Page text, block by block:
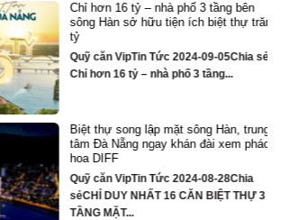
Chỉ hơn 16 tỷ – nhà phố 3 tầng bên
sông Hàn sở hữu tiện ích biệt thự trăm
tỷ
Quỹ căn VipTin Tức 2024-09-05Chia sẻ
Chỉ hơn 16 tỷ – nhà phố 3 tầng...
Biệt thự song lập mặt sông Hàn, trung
tâm Đà Nẵng ngay khán đài xem pháo
hoa DIFF
Quỹ căn VipTin Tức 2024-08-28Chia
sẻCHỈ DUY NHẤT 16 CĂN BIỆT THỰ 3
TẦNG MẶT...